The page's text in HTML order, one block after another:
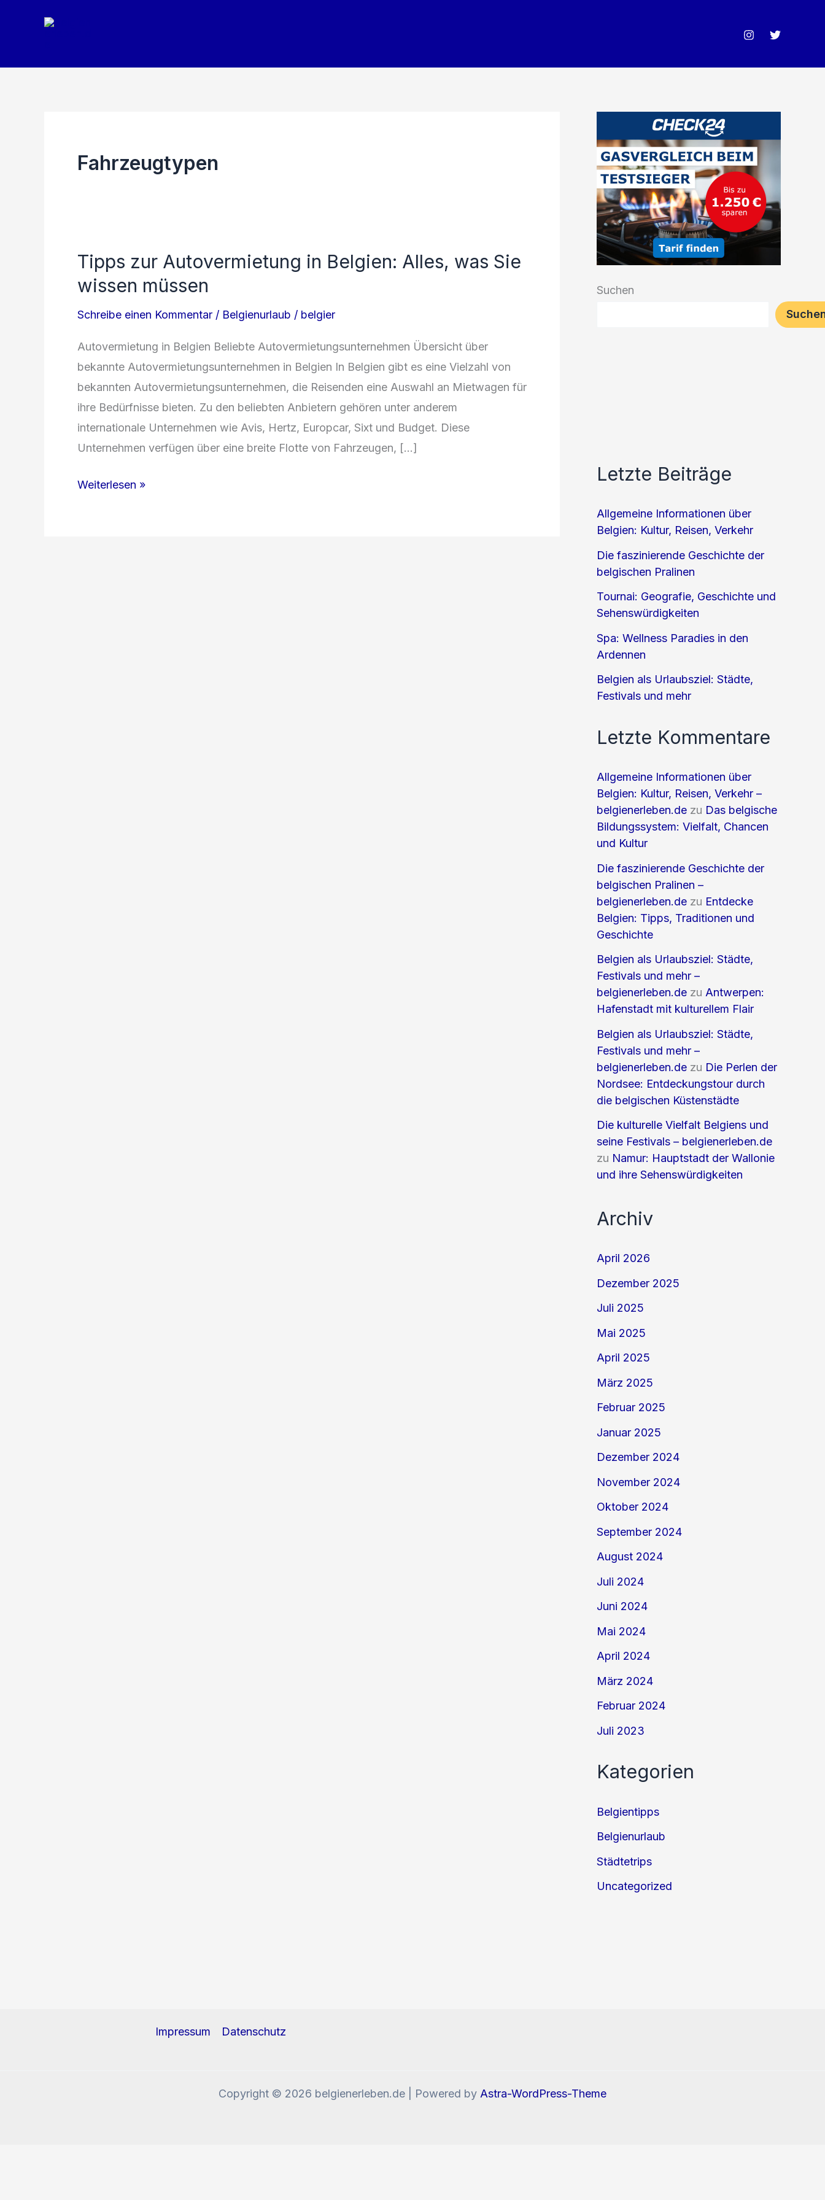
Fahrzeugtypen
Tipps zur Autovermietung in Belgien: Alles, was Sie
wissen müssen
Schreibe einen Kommentar / Belgienurlaub / belgier
Autovermietung in Belgien Beliebte Autovermietungsunternehmen Übersicht über
bekannte Autovermietungsunternehmen in Belgien In Belgien gibt es eine Vielzahl von
bekannten Autovermietungsunternehmen, die Reisenden eine Auswahl an Mietwagen für
ihre Bedürfnisse bieten. Zu den beliebten Anbietern gehören unter anderem
internationale Unternehmen wie Avis, Hertz, Europcar, Sixt und Budget. Diese
Unternehmen verfügen über eine breite Flotte von Fahrzeugen, […]
Tipps
Weiterlesen »
Suchen
Letzte Beiträge
Allgemeine Informationen über
Belgien: Kultur, Reisen, Verkehr
Die faszinierende Geschichte der
belgischen Pralinen
Tournai: Geografie, Geschichte und
Sehenswürdigkeiten
Spa: Wellness Paradies in den
Ardennen
Belgien als Urlaubsziel: Städte,
Festivals und mehr
Letzte Kommentare
Allgemeine Informationen über
Belgien: Kultur, Reisen, Verkehr –
belgienerleben.de zu Das belgische
Bildungssystem: Vielfalt, Chancen
und Kultur
Die faszinierende Geschichte der
belgischen Pralinen –
belgienerleben.de zu Entdecke
Belgien: Tipps, Traditionen und
Geschichte
Belgien als Urlaubsziel: Städte,
Festivals und mehr –
belgienerleben.de zu Antwerpen:
Hafenstadt mit kulturellem Flair
Belgien als Urlaubsziel: Städte,
Festivals und mehr –
belgienerleben.de zu Die Perlen der
Nordsee: Entdeckungstour durch
die belgischen Küstenstädte
Die kulturelle Vielfalt Belgiens und
seine Festivals – belgienerleben.de
zu Namur: Hauptstadt der Wallonie
und ihre Sehenswürdigkeiten
Archiv
April 2026
Dezember 2025
Juli 2025
Mai 2025
April 2025
März 2025
Februar 2025
Januar 2025
Dezember 2024
November 2024
Oktober 2024
September 2024
August 2024
Juli 2024
Juni 2024
Mai 2024
April 2024
März 2024
Februar 2024
Juli 2023
Kategorien
Belgientipps
Belgienurlaub
Städtetrips
Uncategorized
Impressum Datenschutz
Copyright © 2026 belgienerleben.de | Powered by Astra-WordPress-Theme